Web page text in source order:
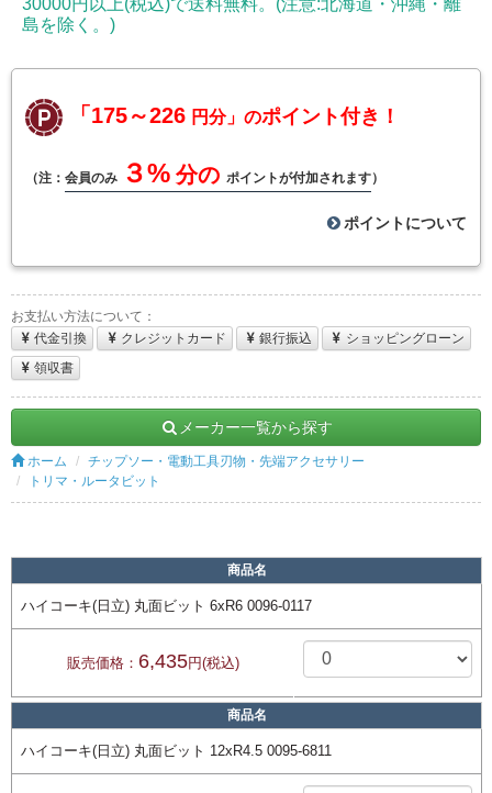
30000円以上(税込)で送料無料。(注意:北海道・沖縄・離
島を除く。)
「175～226 円分」のポイント付き！
（注： 会員のみ ３% 分の ポイントが付加されます）
ポイントについて
お支払い方法について：
代金引換
クレジットカード 銀行振込
ショッピングローン
領収書
メーカー一覧から探す
ホーム
チップソー・電動工具刃物・先端アクセサリー
トリマ・ルータビット
商品名
ハイコーキ(日立) 丸面ビット 6xR6 0096-0117
販売価格： 6,435円(税込)
商品名
ハイコーキ(日立) 丸面ビット 12xR4.5 0095-6811